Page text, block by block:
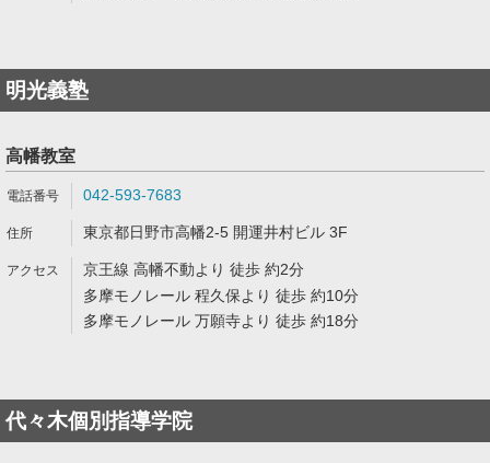
明光義塾
高幡教室
042-593-7683
東京都日野市高幡2-5 開運井村ビル 3F
京王線 高幡不動より 徒歩 約2分
多摩モノレール 程久保より 徒歩 約10分
多摩モノレール 万願寺より 徒歩 約18分
代々木個別指導学院